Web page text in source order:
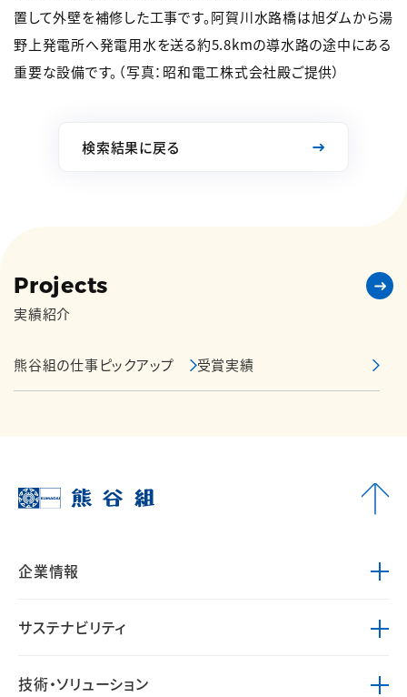
置して外壁を補修した工事です。阿賀川水路橋は旭ダムから湯
野上発電所へ発電用水を送る約5.8kmの導水路の途中にある
重要な設備です。（写真：昭和電工株式会社殿ご提供）
検索結果に戻る
Projects
実績紹介
熊谷組の仕事ピックアップ 受賞実績
企業情報
サステナビリティ
技術・ソリューション